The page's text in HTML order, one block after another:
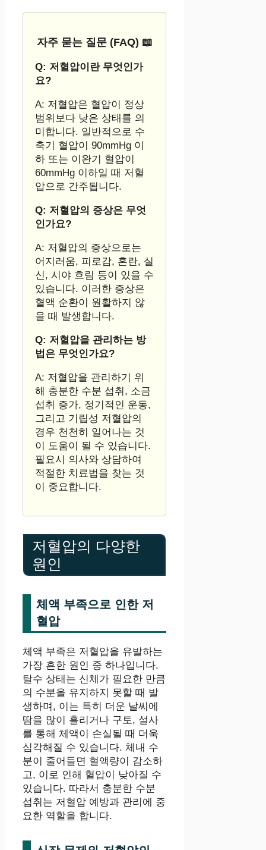
자주 묻는 질문 (FAQ) 📖
Q: 저혈압이란 무엇인가
요?
A: 저혈압은 혈압이 정상
범위보다 낮은 상태를 의
미합니다. 일반적으로 수
축기 혈압이 90mmHg 이
하 또는 이완기 혈압이
60mmHg 이하일 때 저혈
압으로 간주됩니다.
Q: 저혈압의 증상은 무엇
인가요?
A: 저혈압의 증상으로는
어지러움, 피로감, 혼란, 실
신, 시야 흐림 등이 있을 수
있습니다. 이러한 증상은
혈액 순환이 원활하지 않
을 때 발생합니다.
Q: 저혈압을 관리하는 방
법은 무엇인가요?
A: 저혈압을 관리하기 위
해 충분한 수분 섭취, 소금
섭취 증가, 정기적인 운동,
그리고 기립성 저혈압의
경우 천천히 일어나는 것
이 도움이 될 수 있습니다.
필요시 의사와 상담하여
적절한 치료법을 찾는 것
이 중요합니다.
저혈압의 다양한
원인
체액 부족으로 인한 저
혈압
체액 부족은 저혈압을 유발하는
가장 흔한 원인 중 하나입니다.
탈수 상태는 신체가 필요한 만큼
의 수분을 유지하지 못할 때 발
생하며, 이는 특히 더운 날씨에
땀을 많이 흘리거나 구토, 설사
를 통해 체액이 손실될 때 더욱
심각해질 수 있습니다. 체내 수
분이 줄어들면 혈액량이 감소하
고, 이로 인해 혈압이 낮아질 수
있습니다. 따라서 충분한 수분
섭취는 저혈압 예방과 관리에 중
요한 역할을 합니다.